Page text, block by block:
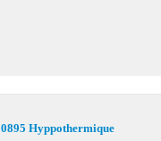
0895 Hyppothermique